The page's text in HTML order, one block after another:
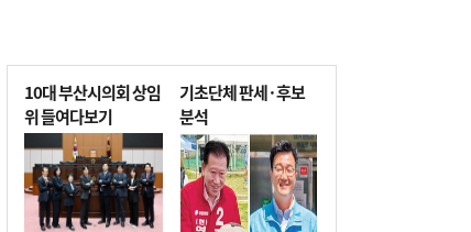
10대 부산시의회 상임
위 들여다보기
기초단체 판세·후보
분석